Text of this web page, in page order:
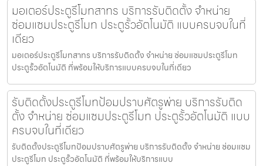
มอเตอร์ประตูรีโมทสาทร บริการรับติดตั้ง จำหน่าย
ซ่อมแซมประตูรีโมท ประตูรั้วอัตโนมัติ แบบครบจบในที่
เดียว
มอเตอร์ประตูรีโมทสาทร บริการรับติดตั้ง จำหน่าย ซ่อมแซมประตูรีโมท
ประตูรั้วอัตโนมัติ ที่พร้อมให้บริการแบบครบจบในที่เดียว
รับติดตั้งประตูรีโมทป้อมปราบศัตรูพ่าย บริการรับติด
ตั้ง จำหน่าย ซ่อมแซมประตูรีโมท ประตูรั้วอัตโนมัติ แบบ
ครบจบในที่เดียว
รับติดตั้งประตูรีโมทป้อมปราบศัตรูพ่าย บริการรับติดตั้ง จำหน่าย ซ่อมแซม
ประตูรีโมท ประตูรั้วอัตโนมัติ ที่พร้อมให้บริการแบบ